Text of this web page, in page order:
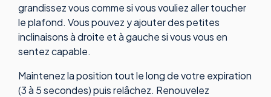
grandissez vous comme si vous vouliez aller toucher
le plafond. Vous pouvez y ajouter des petites
inclinaisons à droite et à gauche si vous vous en
sentez capable.
Maintenez la position tout le long de votre expiration
(3 à 5 secondes) puis relâchez. Renouvelez